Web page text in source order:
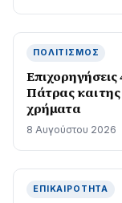
ΠΟΛΙΤΙΣΜΌΣ
Πάτρας και
χρήματα
8 Αυγούστου 2026
ΕΠΙΚΑΙΡΌΤΗΤΑ